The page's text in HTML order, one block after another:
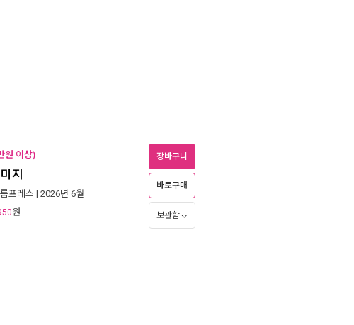
원 이상)
지
프레스 | 2026년 6월
원
장바구니
바로구매
보관함